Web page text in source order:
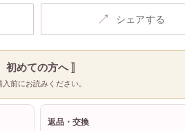
↗ シェアする
初めての方へ 〛
入前にお読みください。
返品・交換